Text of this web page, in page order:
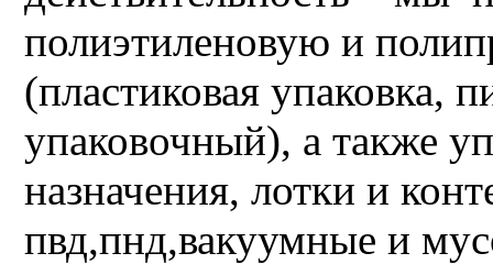
полиэтиленовую и
(пластиковая упаковка,
упаковочный), а также
назначения, лотки и
пвд,пнд,вакуумные и